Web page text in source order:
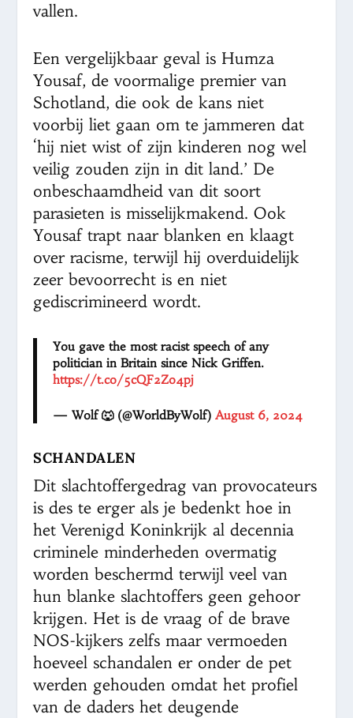
vallen.
Een vergelijkbaar geval is Humza
Yousaf, de voormalige premier van
Schotland, die ook de kans niet
voorbij liet gaan om te jammeren dat
‘hij niet wist of zijn kinderen nog wel
veilig zouden zijn in dit land.’ De
onbeschaamdheid van dit soort
parasieten is misselijkmakend. Ook
Yousaf trapt naar blanken en klaagt
over racisme, terwijl hij overduidelijk
zeer bevoorrecht is en niet
gediscrimineerd wordt.
You gave the most racist speech of any
politician in Britain since Nick Griffen.
https://t.co/5cQF2Zo4pj
— Wolf 🐺 (@WorldByWolf)August 6, 2024
SCHANDALEN
Dit slachtoffergedrag van provocateurs
is des te erger als je bedenkt hoe in
het Verenigd Koninkrijk al decennia
criminele minderheden overmatig
worden beschermd terwijl veel van
hun blanke slachtoffers geen gehoor
krijgen. Het is de vraag of de brave
NOS-kijkers zelfs maar vermoeden
hoeveel schandalen er onder de pet
werden gehouden omdat het profiel
van de daders het deugende